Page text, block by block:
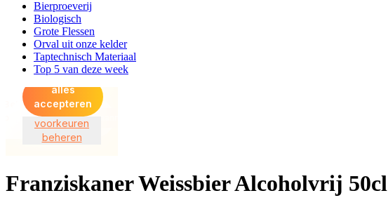
Bierproeverij
Biologisch
Grote Flessen
Orval uit onze kelder
Taptechnisch Materiaal
Top 5 van deze week
Franziskaner Weissbier Alcoholvrij 50cl